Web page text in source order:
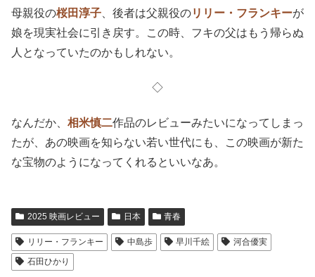
母親役の桜田淳子 、後者は父親役のリリー・フランキーが
娘を現実社会に引き戻す。この時、フキの父はもう帰らぬ
人となっていたのかもしれない。
◇
なんだか、 相米慎二作品のレビューみたいになってしまっ
たが、あの映画を知らない若い世代にも、この映画が新た
な宝物のようになってくれるといいなあ。
2025 映画レビュー 日本 青春
リリー・フランキー 中島歩 早川千絵
河合優実
石田ひかり